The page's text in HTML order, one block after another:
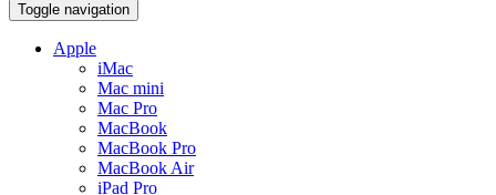
Toggle navigation
Apple
iMac
Mac mini
Mac Pro
MacBook
MacBook Pro
MacBook Air
iPad Pro